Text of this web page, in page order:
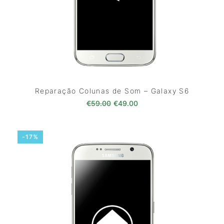
Reparação Colunas de Som – Galaxy S6
€59.00 O preço original era: €59.00.
€49.00O preço atual é:
-17%